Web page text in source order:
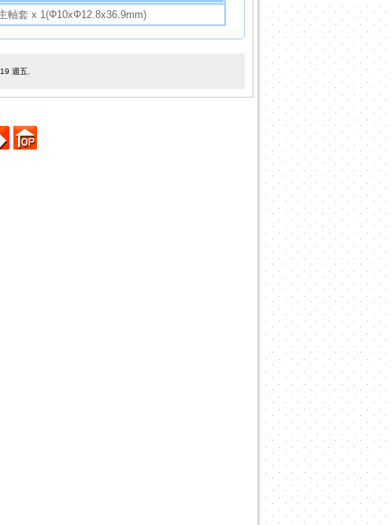
軸套 x 1(Φ10xΦ12.8x36.9mm)
週五.